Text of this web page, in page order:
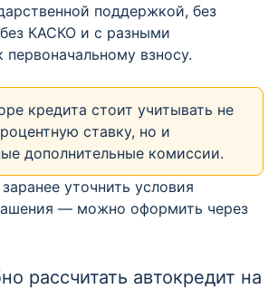
поддержкой, без
КАСКО и с разными
взносу.
кредита стоит учитывать не
ставку, но и
дополнительные комиссии.
уточнить условия
— можно оформить через
рассчитать автокредит на